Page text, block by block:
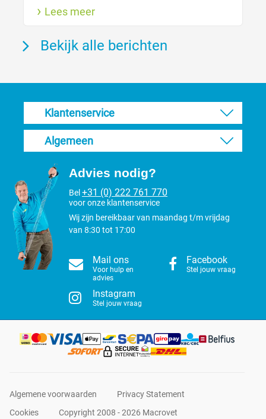
nodig. Zo houdt je de vacht gezond.
Lees meer
Bekijk alle berichten
Klantenservice
Algemeen
Advies nodig?
Bel +31 (0) 222 761 770
voor onze klantenservice
Wij zijn bereikbaar van maandag t/m vrijdag
van 8:30 tot 17:00
Mail ons
Voor hulp en
advies
Facebook
Stel jouw vraag
Instagram
Stel jouw vraag
Algemene voorwaarden
Privacy Statement
Cookies
Copyright 2008 - 2026 Macrovet